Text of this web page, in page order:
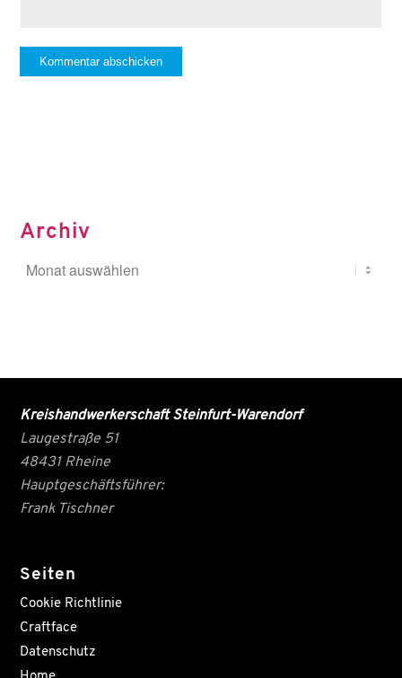
Archiv
Kreishandwerkerschaft Steinfurt-Warendorf
Laugestraße 51
48431 Rheine
Hauptgeschäftsführer:
Frank Tischner
Seiten
Cookie Richtlinie
Craftface
Datenschutz